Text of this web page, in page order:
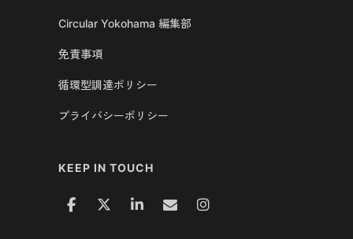
Circular Yokohama 編集部
免責事項
循環型調達ポリシー
プライバシーポリシー
KEEP IN TOUCH